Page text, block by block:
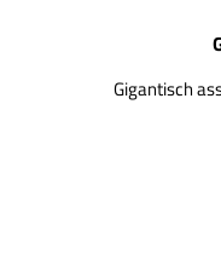
Gigantisch